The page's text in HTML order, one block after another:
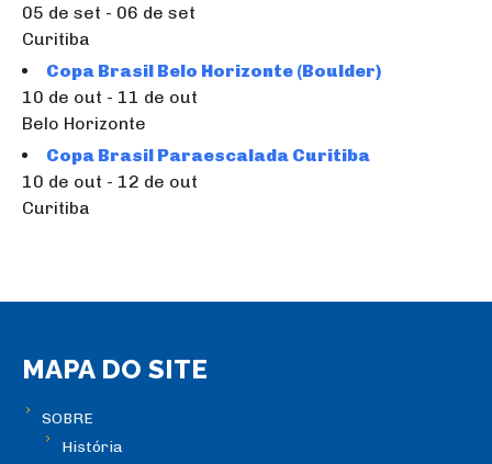
05 de set - 06 de set
Curitiba
Copa Brasil Belo Horizonte (Boulder)
10 de out - 11 de out
Belo Horizonte
Copa Brasil Paraescalada Curitiba
10 de out - 12 de out
Curitiba
MAPA DO SITE
SOBRE
História